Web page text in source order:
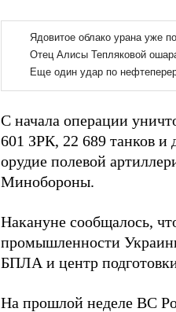
С начала операции
601 ЗРК, 22 689 танков
орудие полевой
Минобороны.
Накануне сообщалось,
промышленности
БПЛА и центр
На прошлой неделе ВС